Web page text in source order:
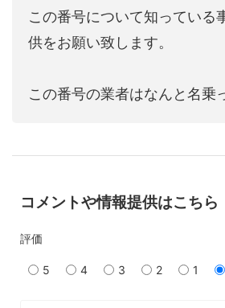
この番号について知っている
供をお願い致します。
この番号の業者はなんと名乗
コメントや情報提供はこちら
評価
5 4 3 2 1